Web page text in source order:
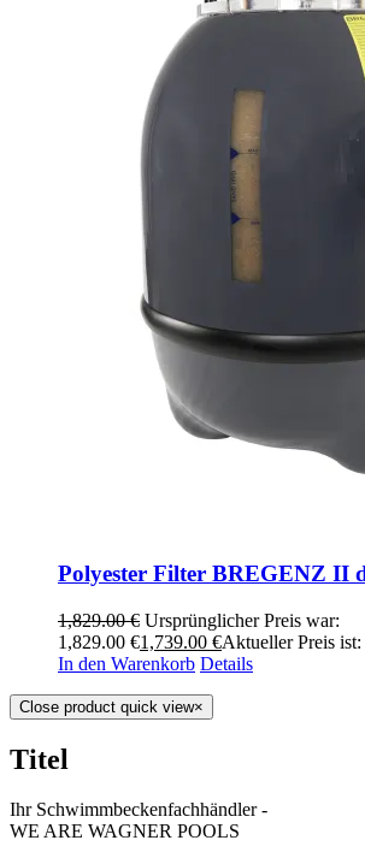
Polyester Filter BREGENZ II
1,829.00€ Ursprünglicher Preis war:
1,829.00 €1,739.00 €Aktueller Preis
In den Warenkorb Details
Close product quick view×
Titel
Ihr Schwimmbeckenfachhändler -
WE ARE WAGNER POOLS